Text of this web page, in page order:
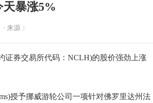
暴涨5%
来源：
证券交易所代码：NCLH)的股价强劲上涨
授予挪威游轮公司一项针对佛罗里达州法